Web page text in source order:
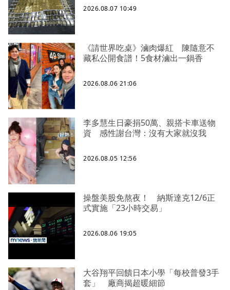
2026.08.07 10:49
《請世界吃桌》滷肉爆紅 陳隨意不
藏私公開食譜！5食材滷出一鍋香
2026.08.06 21:06
李多慧生日豪捐50萬、親搭卡車送物
資 感性謝台灣：沒有大家就沒我
2026.08.05 12:56
操盤美股免熬夜！ 納斯達克12/6正
式實施「23小時交易」
2026.08.06 19:05
大谷翔平回饋日本小學「每校普發3手
套」 廠商揭超暖細節